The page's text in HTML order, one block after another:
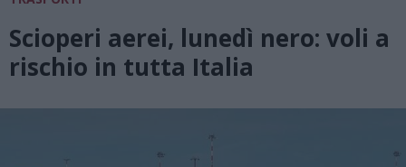
Scioperi aerei, lunedì nero: voli a
rischio in tutta Italia